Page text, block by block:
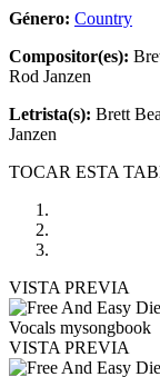
Género: Country
Compositor(es):
Rod Janzen
Letrista(s): Brett
Janzen
TOCAR ESTA
VISTA PREVIA
VISTA PREVIA